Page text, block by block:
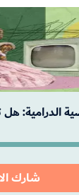
الدرامية: هل
شارك